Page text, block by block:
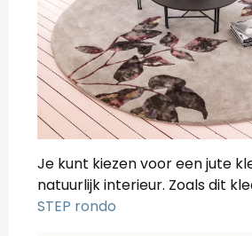
Je kunt kiezen voor een jute
natuurlijk interieur. Zoals dit
STEP rondo